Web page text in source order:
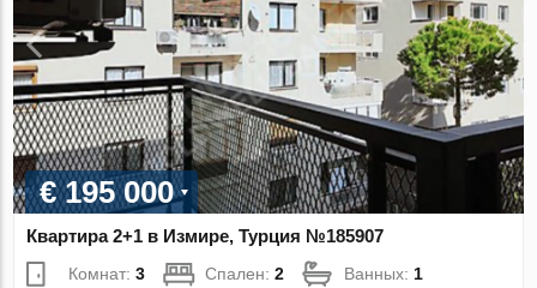
€ 195 000
Квартира 2+1 в Измире, Турция №185907
Комнат:3 Спален:2 Ванных: 1